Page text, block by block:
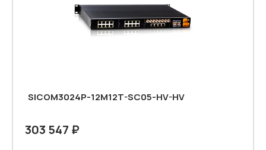
SICOM3024P-12M12T-SC05-HV-HV
303 547 ₽